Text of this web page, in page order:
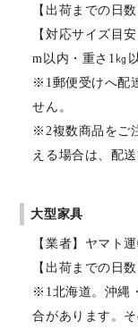
【出荷までの日
【対応サイズ目
m以内・重さ1㎏
※1郵便受けへ配
せん。
※2複数商品をご
える場合は、配
大型家具
【業者】ヤマト
【出荷までの日
※1北海道。沖縄
合があります。